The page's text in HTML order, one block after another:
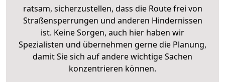
ratsam, sicherzustellen, dass die Route frei von
Straßensperrungen und anderen Hindernissen
ist. Keine Sorgen, auch hier haben wir
Spezialisten und übernehmen gerne die Planung,
damit Sie sich auf andere wichtige Sachen
konzentrieren können.